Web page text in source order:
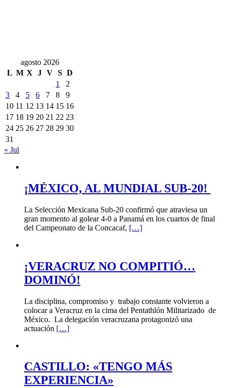
agosto 2026
L M X J V S D
1
2
3
4 5 6 7 8
9
10 11 12 13 14 15 16
17 18 19 20 21 22 23
24 25 26 27 28 29 30
31
« Jul
¡MÉXICO, AL MUNDIAL SUB-20!
La Selección Mexicana Sub-20 confirmó que atraviesa un
gran momento al golear 4-0 a Panamá en los cuartos de final
del Campeonato de la Concacaf, […]
¡VERACRUZ NO COMPITIÓ…
DOMINÓ!
La disciplina, compromiso y trabajo constante volvieron a
colocar a Veracruz en la cima del Pentathlón Militarizado de
México. La delegación veracruzana protagonizó una
actuación […]
CASTILLO: «TENGO MÁS
EXPERIENCIA»